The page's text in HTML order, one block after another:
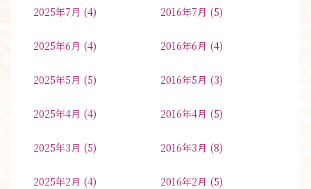
2025年7月 (4)
2025年6月 (4)
2025年5月 (5)
2025年4月 (4)
2025年3月 (5)
2025年2月 (4)
2016年7月 (5)
2016年6月 (4)
2016年5月 (3)
2016年4月 (5)
2016年3月 (8)
2016年2月 (5)